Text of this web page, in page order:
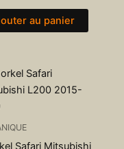
au panier
Safari Mitsubishi